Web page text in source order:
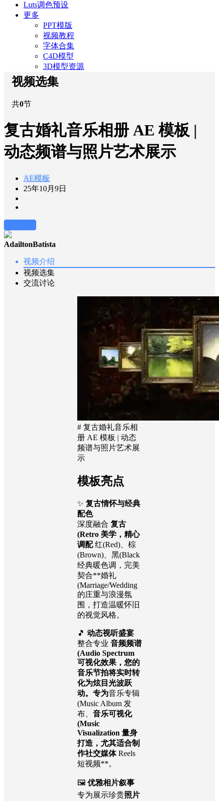
Luts调色预设
更多
PPT模版
视频教程
字体合集
C4D模型
3D模型资源
视频选集
共0节
复古婚礼音乐相册 AE 模板 |
动态频谱与照片艺术展示
AE模板
25年10月9日
AdailtonBatista
视频介绍
视频选集
交流讨论
# 复古婚礼音乐相
册 AE 模板 | 动态
频谱与照片艺术展
示
模板亮点
✨ 复古情怀与经典
配色
深度融合 复古
(Retro 美学，精心
调配红(Red)、棕
(Brown)、黑(Black
经典暖色调，完美
契合**婚礼
(Marriage/Wedding
的庄重与浪漫氛
围，打造温暖怀旧
的视觉风格。
🎵 动态视听盛宴
整合专业 音频频谱
(Audio Spectrum
可视化效果，您的
音乐节拍将实时转
化为炫目光波跃
动。专为音乐专辑
(Music Album 发
布、 音乐可视化
(Music
Visualization 量身
打造，尤其适合制
作社交媒体Reels
短视频**。
🖼️ 优雅相片叙事
专为展示珍贵照片